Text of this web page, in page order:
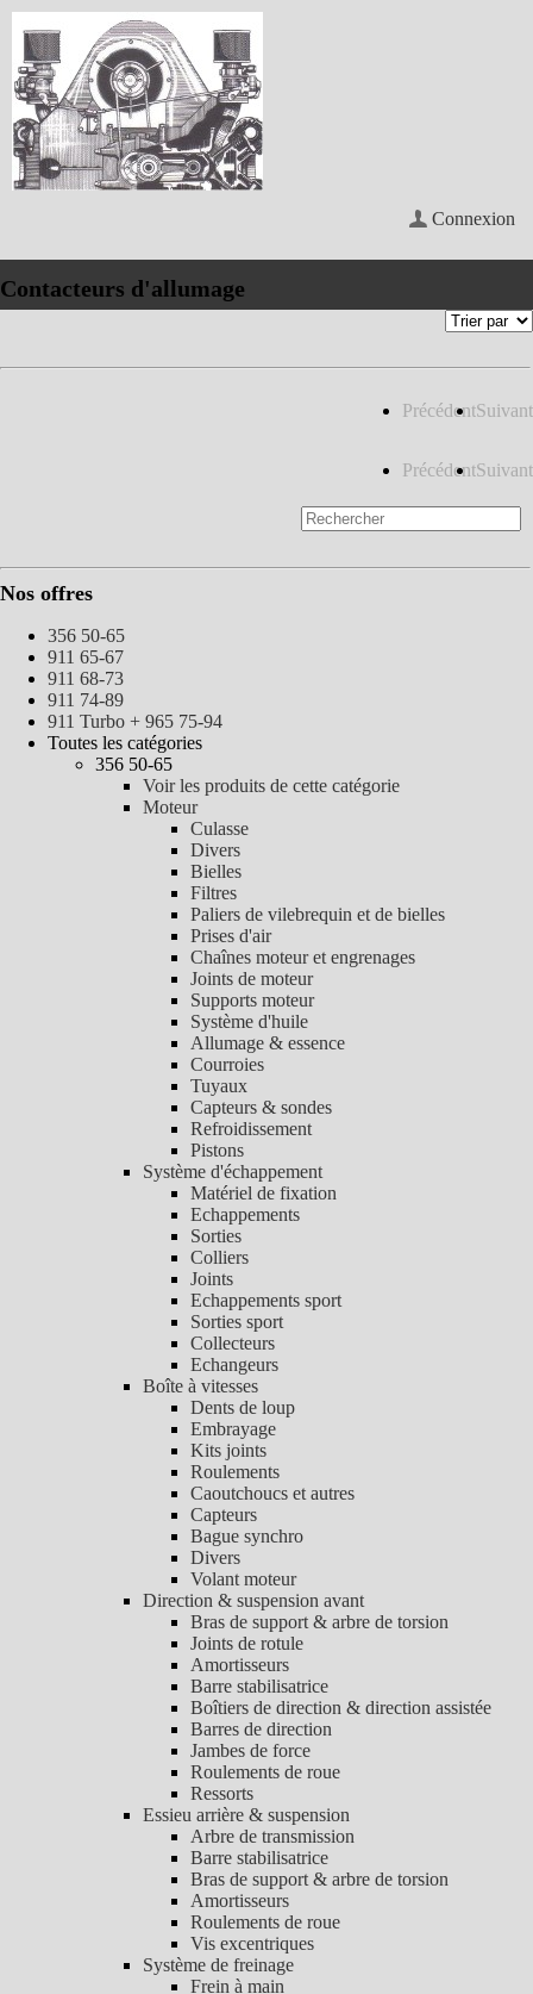
Connexion
Contacteurs d'allumage
PrécédentSuivant
PrécédentSuivant
Nos offres
356 50-65
911 65-67
911 68-73
911 74-89
911 Turbo + 965 75-94
Toutes les catégories
356 50-65
Voir les produits de cette catégorie
Moteur
Culasse
Divers
Bielles
Filtres
Paliers de vilebrequin et de bielles
Prises d'air
Chaînes moteur et engrenages
Joints de moteur
Supports moteur
Système d'huile
Allumage & essence
Courroies
Tuyaux
Capteurs & sondes
Refroidissement
Pistons
Système d'échappement
Matériel de fixation
Echappements
Sorties
Colliers
Joints
Echappements sport
Sorties sport
Collecteurs
Echangeurs
Boîte à vitesses
Dents de loup
Embrayage
Kits joints
Roulements
Caoutchoucs et autres
Capteurs
Bague synchro
Divers
Volant moteur
Direction & suspension avant
Bras de support & arbre de torsion
Joints de rotule
Amortisseurs
Barre stabilisatrice
Boîtiers de direction & direction assistée
Barres de direction
Jambes de force
Roulements de roue
Ressorts
Essieu arrière & suspension
Arbre de transmission
Barre stabilisatrice
Bras de support & arbre de torsion
Amortisseurs
Roulements de roue
Vis excentriques
Système de freinage
Frein à main